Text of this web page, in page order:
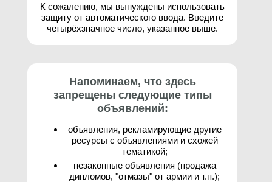
К сожалению, мы вынуждены использовать
защиту от автоматического ввода. Введите
четырёхзначное число, указанное выше.
Напоминаем, что здесь
запрещены следующие типы
объявлений:
объявления, рекламирующие другие
ресурсы с объявлениями и схожей
тематикой;
незаконные объявления (продажа
дипломов, "отмазы" от армии и т.п.);